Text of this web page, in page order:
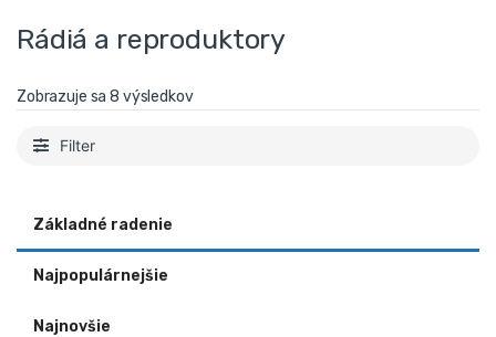
Rádiá a reproduktory
Zobrazuje sa 8 výsledkov
Filter
Základné radenie
Najpopulárnejšie
Najnovšie